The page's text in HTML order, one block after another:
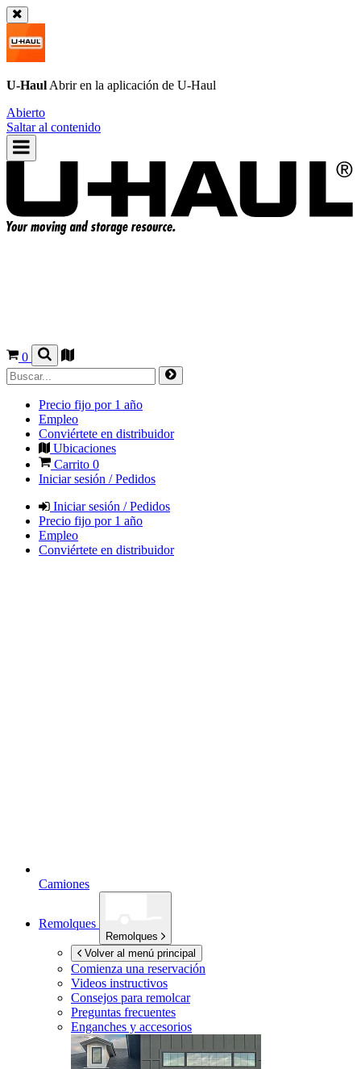
U-Haul Abrir en la aplicación de U-Haul
Abierto
Saltar al contenido
0
Precio fijo por 1 año
Empleo
Conviértete en distribuidor
Ubicaciones
Carrito 0
Iniciar sesión / Pedidos
Iniciar sesión / Pedidos
Precio fijo por 1 año
Empleo
Conviértete en distribuidor
Camiones
Remolques
Remolques
Volver al menú principal
Comienza una reservación
Videos instructivos
Consejos para remolcar
Preguntas frecuentes
Enganches y accesorios